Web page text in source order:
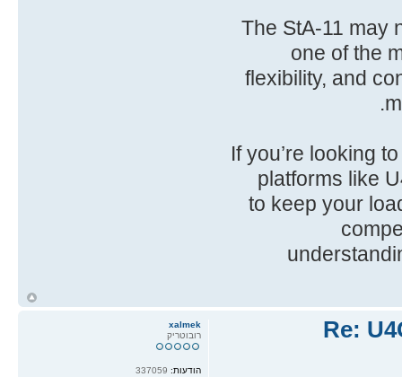
The StA-11 may
one of the
flexibility, and
If you’re looking
platforms like
to keep your
Re:
xalmek
רובוטריק
הודעות:337059